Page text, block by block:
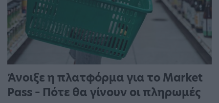
Άνοιξε η πλατφόρμα για το Market
Pass – Πότε θα γίνουν οι πληρωμές